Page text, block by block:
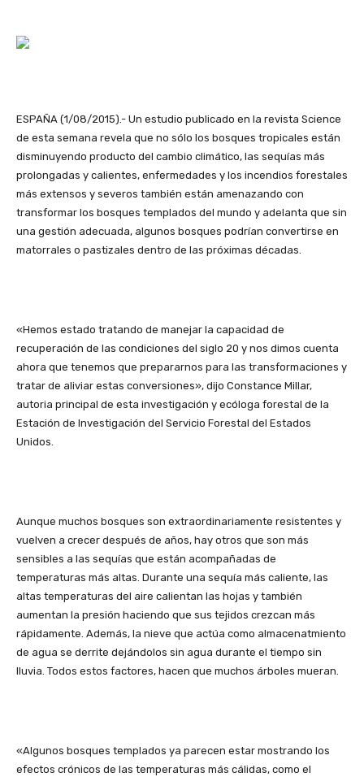
ESPAÑA (1/08/2015).- Un estudio publicado en la revista Science
de esta semana revela que no sólo los bosques tropicales están
disminuyendo producto del cambio climático, las sequías más
prolongadas y calientes, enfermedades y los incendios forestales
más extensos y severos también están amenazando con
transformar los bosques templados del mundo y adelanta que sin
una gestión adecuada, algunos bosques podrían convertirse en
matorrales o pastizales dentro de las próximas décadas.
«Hemos estado tratando de manejar la capacidad de
recuperación de las condiciones del siglo 20 y nos dimos cuenta
ahora que tenemos que prepararnos para las transformaciones y
tratar de aliviar estas conversiones», dijo Constance Millar,
autoria principal de esta investigación y ecóloga forestal de la
Estación de Investigación del Servicio Forestal del Estados
Unidos.
Aunque muchos bosques son extraordinariamente resistentes y
vuelven a crecer después de años, hay otros que son más
sensibles a las sequías que están acompañadas de
temperaturas más altas. Durante una sequía más caliente, las
altas temperaturas del aire calientan las hojas y también
aumentan la presión haciendo que sus tejidos crezcan más
rápidamente. Además, la nieve que actúa como almacenatmiento
de agua se derrite dejándolos sin agua durante el tiempo sin
lluvia. Todos estos factores, hacen que muchos árboles mueran.
«Algunos bosques templados ya parecen estar mostrando los
efectos crónicos de las temperaturas más cálidas, como el